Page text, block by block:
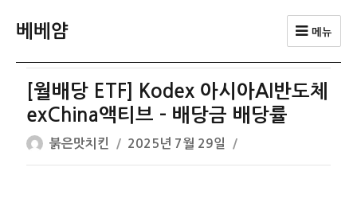
베베얌 메뉴
[월배당 ETF] Kodex 아시아AI반도체
exChina액티브 – 배당금 배당률
글
쓴
붉은맛치킨
작
성
2025년 7월 29일